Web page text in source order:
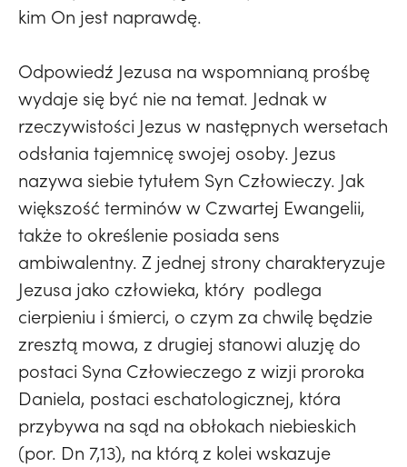
kim On jest naprawdę.
Odpowiedź Jezusa na wspomnianą prośbę
wydaje się być nie na temat. Jednak w
rzeczywistości Jezus w następnych wersetach
odsłania tajemnicę swojej osoby. Jezus
nazywa siebie tytułem Syn Człowieczy. Jak
większość terminów w Czwartej Ewangelii,
także to określenie posiada sens
ambiwalentny. Z jednej strony charakteryzuje
Jezusa jako człowieka, który podlega
cierpieniu i śmierci, o czym za chwilę będzie
zresztą mowa, z drugiej stanowi aluzję do
postaci Syna Człowieczego z wizji proroka
Daniela, postaci eschatologicznej, która
przybywa na sąd na obłokach niebieskich
(por. Dn 7,13), na którą z kolei wskazuje